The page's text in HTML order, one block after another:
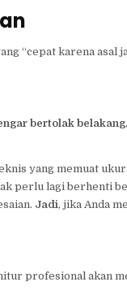
“cepat karena asal
bertolak belakang
yang memuat
perlu lagi berhenti
Jadi, jika Anda
profesional akan